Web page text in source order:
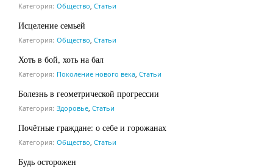
Категория: Общество Статьи
Исцеление семьей
Категория: Общество Статьи
Хоть в бой, хоть на бал
Категория: Поколение нового века Статьи
Болезнь в геометрической прогрессии
Категория: Здоровье Статьи
Почётные граждане: о себе и горожанах
Категория: Общество Статьи
Будь осторожен